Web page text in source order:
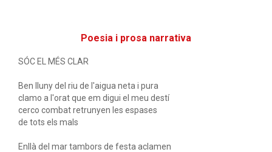
Poesia i prosa narrativa
SÓC EL MÉS CLAR
Ben lluny del riu de l'aigua neta i pura
clamo a l'orat que em digui el meu destí
cerco combat retrunyen les espases
de tots els mals
Enllà del mar tambors de festa aclamen